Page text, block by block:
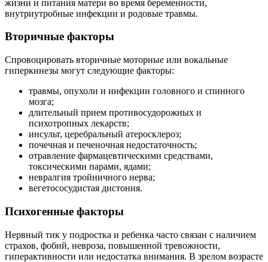
жизни и питания матери во время беременности,
внутриутробные инфекции и родовые травмы.
Вторичные факторы
Спровоцировать вторичные моторные или вокальные
гиперкинезы могут следующие факторы:
травмы, опухоли и инфекции головного и спинного
мозга;
длительный прием противосудорожных и
психотропных лекарств;
инсульт, церебральный атеросклероз;
почечная и печеночная недостаточность;
отравление фармацевтическими средствами,
токсическими парами, ядами;
невралгия тройничного нерва;
вегетососудистая дистония.
Психогенные факторы
Нервный тик у подростка и ребенка часто связан с наличием
страхов, фобий, невроза, повышенной тревожности,
гиперактивности или недостатка внимания. В зрелом возрасте